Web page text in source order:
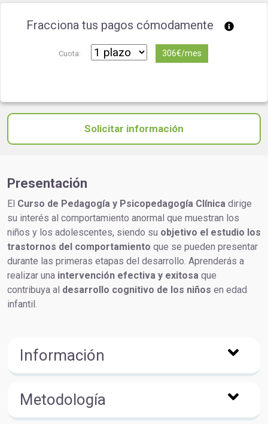
Fracciona tus pagos cómodamente
Cuota: 306€/mes
Solicitar información
Presentación
El Curso de Pedagogía y Psicopedagogía Clínica dirige
su interés al comportamiento anormal que muestran los
niños y los adolescentes, siendo su objetivo el estudio los
trastornos del comportamiento que se pueden presentar
durante las primeras etapas del desarrollo. Aprenderás a
realizar una intervención efectiva y exitosa que
contribuya al desarrollo cognitivo de los niños en edad
infantil.
Información
Metodología